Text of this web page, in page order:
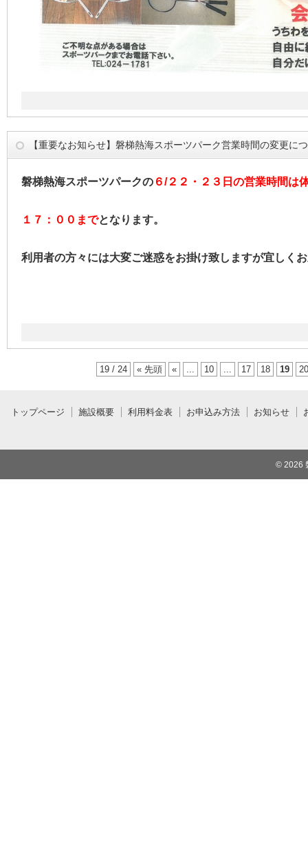
【重要なお知らせ】磐梯熱海スポーツパーク営業時間の変更に
磐梯熱海スポーツパークの ６/２２・２３日の営業時間は
１７：００までとなります。
利用者の方々には大変ご迷惑をお掛け致しますが宜しく
19 / 24 « 先頭 « ... 10 ... 17 18 19 20
トップページ 施設概要 利用料金表 お申込み方法 お知らせ
© 2026